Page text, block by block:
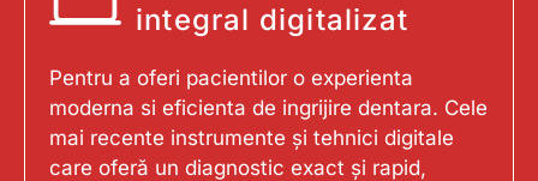
integral digitalizat
Pentru a oferi pacientilor o experienta
moderna si eficienta de ingrijire dentara. Cele
mai recente instrumente și tehnici digitale
care oferă un diagnostic exact și rapid,